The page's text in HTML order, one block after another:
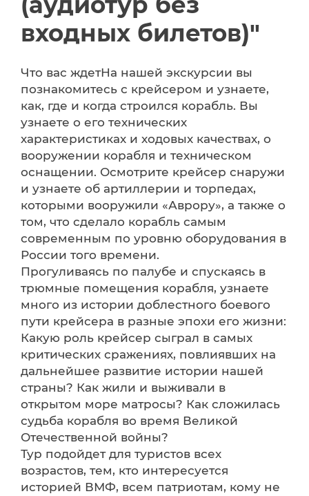
входных билетов)"
Что вас ждетНа нашей экскурсии вы
познакомитесь с крейсером и узнаете,
как, где и когда строился корабль. Вы
узнаете о его технических
характеристиках и ходовых качествах, о
вооружении корабля и техническом
оснащении. Осмотрите крейсер снаружи
и узнаете об артиллерии и торпедах,
которыми вооружили «Аврору», а также о
том, что сделало корабль самым
современным по уровню оборудования в
России того времени.
Прогуливаясь по палубе и спускаясь в
трюмные помещения корабля, узнаете
много из истории доблестного боевого
пути крейсера в разные эпохи его жизни:
Какую роль крейсер сыграл в самых
критических сражениях, повлиявших на
дальнейшее развитие истории нашей
страны? Как жили и выживали в
открытом море матросы? Как сложилась
судьба корабля во время Великой
Отечественной войны?
Тур подойдет для туристов всех
возрастов, тем, кто интересуется
историей ВМФ, всем патриотам, кому не